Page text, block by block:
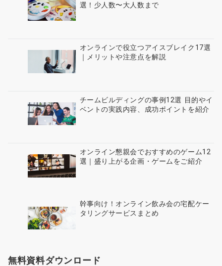
選！少人数〜大人数まで
オンラインで役立つアイスブレイク17選
｜メリットや注意点を解説
チームビルディングの事例12選 目的やイ
ベントの実践内容、成功ポイントを紹介
オンライン懇親会でおすすめのゲーム12
選｜盛り上がる企画・ゲームをご紹介
幹事向け！オンライン飲み会の宅配ケー
タリングサービスまとめ
無料資料ダウンロード